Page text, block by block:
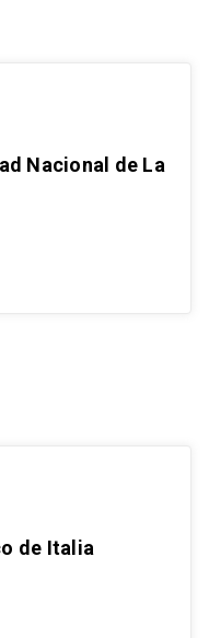
Nacional de La
de Italia